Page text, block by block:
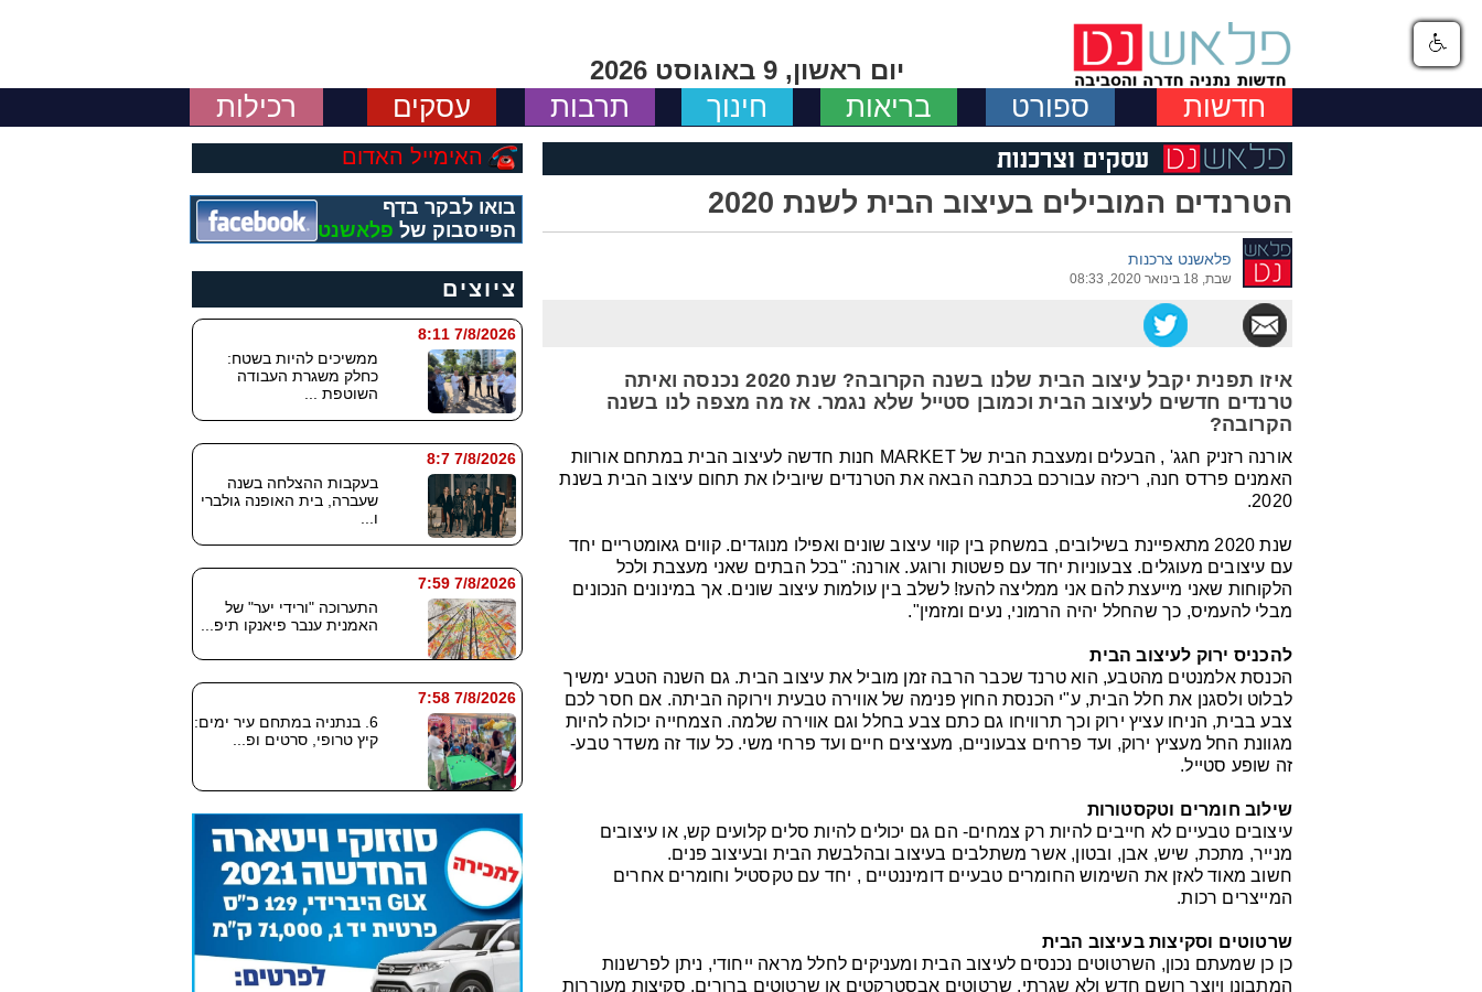
יום ראשון, 9 באוגוסט 2026
חדשות ספורט בריאות חינוך תרבות עסקים רכילות
הטרנדים המובילים בעיצוב הבית לשנת 2020
פלאשנט צרכנות
שבת, 18 בינואר 2020, 08:33
איזו תפנית יקבל עיצוב הבית שלנו בשנה הקרובה? שנת 2020 נכנסה ואיתה
טרנדים חדשים לעיצוב הבית וכמובן סטייל שלא נגמר. אז מה מצפה לנו בשנה
הקרובה?
אורנה רזניק חגג' , הבעלים ומעצבת הבית של MARKET חנות חדשה לעיצוב הבית במתחם אורוות
האמנים פרדס חנה, ריכזה עבורכם בכתבה הבאה את הטרנדים שיובילו את תחום עיצוב הבית בשנת
2020.
שנת 2020 מתאפיינת בשילובים, במשחק בין קווי עיצוב שונים ואפילו מנוגדים. קווים גאומטריים יחד
עם עיצובים מעוגלים. צבעוניות יחד עם פשטות ורוגע. אורנה: "בכל הבתים שאני מעצבת ולכל
הלקוחות שאני מייעצת להם אני ממליצה להעז! לשלב בין עולמות עיצוב שונים. אך במינונים הנכונים
מבלי להעמיס, כך שהחלל יהיה הרמוני, נעים ומזמין".
להכניס ירוק לעיצוב הבית
הכנסת אלמנטים מהטבע, הוא טרנד שכבר הרבה זמן מוביל את עיצוב הבית. גם השנה הטבע ימשיך
לבלוט ולסגנן את חלל הבית, ע"י הכנסת החוץ פנימה של אווירה טבעית וירוקה הביתה. אם חסר לכם
צבע בבית, הניחו עציץ ירוק וכך תרוויחו גם כתם צבע בחלל וגם אווירה שלמה. הצמחייה יכולה להיות
מגוונת החל מעציץ ירוק, ועד פרחים צבעוניים, מעציצים חיים ועד פרחי משי. כל עוד זה משדר טבע-
זה שופע סטייל.
שילוב חומרים וטקסטורות
עיצובים טבעיים לא חייבים להיות רק צמחים- הם גם יכולים להיות סלים קלועים קש, או עיצובים
מנייר, מתכת, שיש, אבן, ובטון, אשר משתלבים בעיצוב ובהלבשת הבית ובעיצוב פנים.
חשוב מאוד לאזן את השימוש החומרים טבעיים דומיננטיים , יחד עם טקסטיל וחומרים אחרים
המייצרים רכות.
שרטוטים וסקיצות בעיצוב הבית
כן כן שמעתם נכון, השרטוטים נכנסים לעיצוב הבית ומעניקים לחלל מראה ייחודי, ניתן לפרשנות
המתבונן ויוצר רושם חדש ולא שגרתי. שרטוטים אבסטרקטים או שרטוטים ברורים, סקיצות מעוררות
האימייל האדום
בואו לבקר בדף
הפייסבוק של פלאשנט
ציוצים
7/8/2026 8:11
ממשיכים להיות בשטח:
כחלק משגרת העבודה
השוטפת ...
7/8/2026 8:7
בעקבות ההצלחה בשנה
שעברה, בית האופנה גולברי
ו...
7/8/2026 7:59
התערוכה "ורידי יער" של
האמנית ענבר פיאנקו תיפ...
7/8/2026 7:58
6. בנתניה במתחם עיר ימים:
קיץ טרופי, סרטים ופ...